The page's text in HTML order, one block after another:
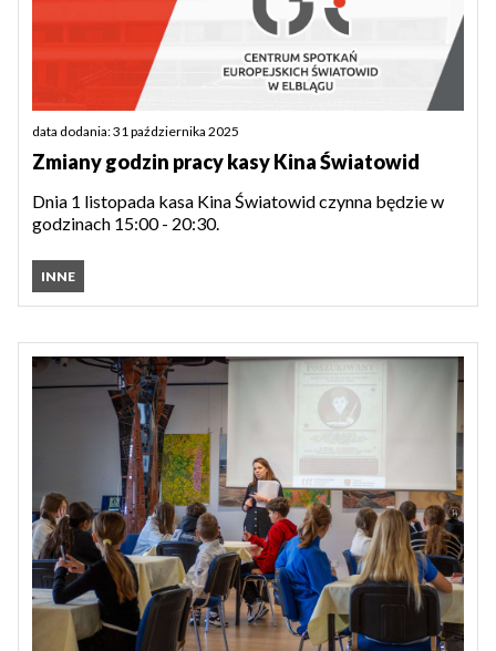
data dodania: 31 października 2025
Zmiany godzin pracy kasy Kina Światowid
Dnia 1 listopada kasa Kina Światowid czynna będzie w
godzinach 15:00 - 20:30.
INNE